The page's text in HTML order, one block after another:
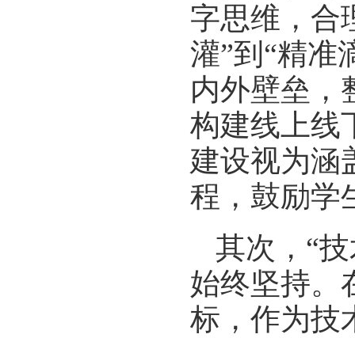
字思维，合
灌”到“精准
内外壁垒，
构建线上线
建设视为涵
程，鼓励学
其次，“
始终坚持。
标，作为技